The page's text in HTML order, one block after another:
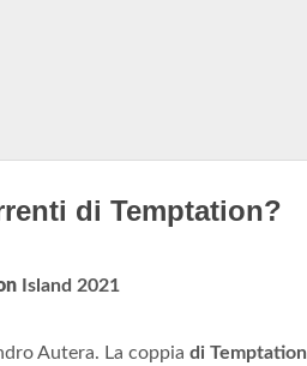
di Temptation?
Island 2021
Autera. La coppia di Temptation